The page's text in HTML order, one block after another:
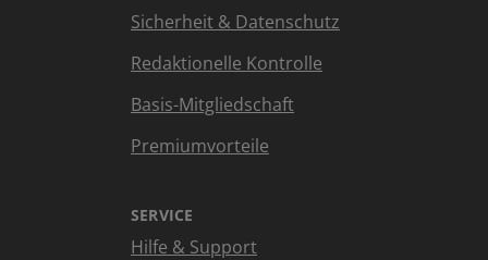
Sicherheit & Datenschutz
Redaktionelle Kontrolle
Basis-Mitgliedschaft
Premiumvorteile
SERVICE
Hilfe & Support